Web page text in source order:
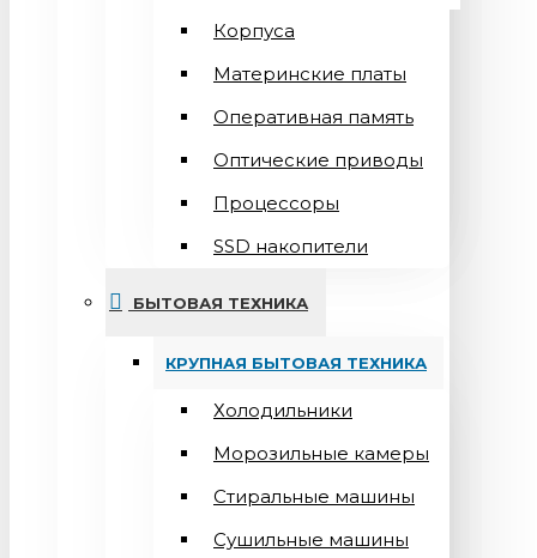
Корпуса
Материнские платы
Оперативная память
Оптические приводы
Процессоры
SSD накопители
БЫТОВАЯ ТЕХНИКА
КРУПНАЯ БЫТОВАЯ ТЕХНИКА
Холодильники
Морозильные камеры
Стиральные машины
Сушильные машины